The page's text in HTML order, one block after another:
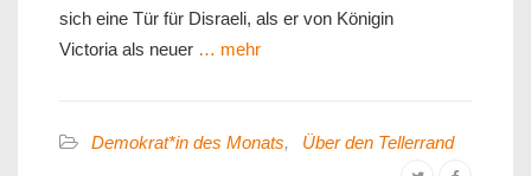
sich eine Tür für Disraeli, als er von Königin
Victoria als neuer … mehr
Demokrat*in des Monats, Über den Tellerrand